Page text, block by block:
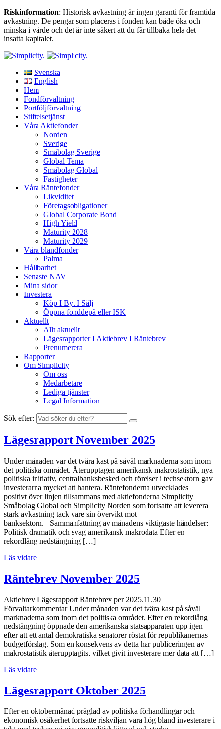
Riskinformation: Historisk avkastning är ingen garanti för framtida
avkastning. De pengar som placeras i fonden kan både öka och
minska i värde och det är inte säkert att du får tillbaka hela det
insatta kapitalet.
Svenska
English
Hem
Fondförvaltning
Portföljförvaltning
Stiftelsetjänst
Våra Aktiefonder
Norden
Sverige
Småbolag Sverige
Global Tema
Småbolag Global
Fastigheter
Våra Räntefonder
Likviditet
Företagsobligationer
Global Corporate Bond
High Yield
Maturity 2028
Maturity 2029
Våra blandfonder
Palma
Hållbarhet
Senaste NAV
Mina sidor
Investera
Köp I Byt I Sälj
Öppna fonddepå eller ISK
Aktuellt
Allt aktuellt
Lägesrapporter I Aktiebrev I Räntebrev
Prenumerera
Rapporter
Om Simplicity
Om oss
Medarbetare
Lediga tjänster
Legal Information
Sök efter:
Lägesrapport November 2025
Under månaden var det tvära kast på såväl marknaderna som inom
det politiska området. Återupptagen amerikansk makrostatistik, nya
politiska initiativ, centralbanksbesked och rörelser i techsektorn gav
investerarna mycket att hantera. Räntefonderna utvecklades
positivt över linjen tillsammans med aktiefonderna Simplicity
Småbolag Global och Simplicity Norden som fortsatte att leverera
stark avkastning tack vare sin övervikt mot
banksektorn. Sammanfattning av månadens viktigaste händelser:
Politisk dramatik och svag amerikansk makrodata Efter en
rekordlång nedstängning […]
Läs vidare
Räntebrev November 2025
Aktiebrev Lägesrapport Räntebrev per 2025.11.30
Förvaltarkommentar Under månaden var det tvära kast på såväl
marknaderna som inom det politiska området. Efter en rekordlång
nedstängning öppnade den amerikanska statsapparaten upp igen
efter att ett antal demokratiska senatorer röstat för republikanernas
budgetförslag. Som en konsekvens av detta har publiceringen av
makrostatistik återupptagits, vilket givit investerare mer data att […]
Läs vidare
Lägesrapport Oktober 2025
Efter en oktobermånad präglad av politiska förhandlingar och
ekonomisk osäkerhet fortsatte riskviljan vara hög bland investerare i